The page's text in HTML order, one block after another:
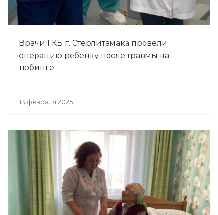
Врачи ГКБ г. Стерлитамака провели
операцию ребенку после травмы на
тюбинге
13 февраля 2025